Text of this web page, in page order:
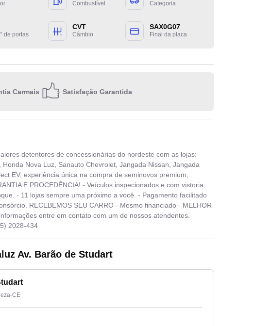
Combustível Categoria
de portas
CVT
Câmbio
SAX0G07
Final da placa
Carmais Satisfação Garantida
detentores de concessionárias do nordeste com as lojas:
Nova Luz, Sanauto Chevrolet, Jangada Nissan, Jangada
EV, experiência única na compra de seminovos premium,
E PROCEDÊNCIA! - Veículos inspecionados e com vistoria
- 11 lojas sempre uma próximo a você. - Pagamento facilitado
RECEBEMOS SEU CARRO - Mesmo financiado - MELHOR
entre em contato com um de nossos atendentes.
2028-434
Av. Barão de Studart
CE